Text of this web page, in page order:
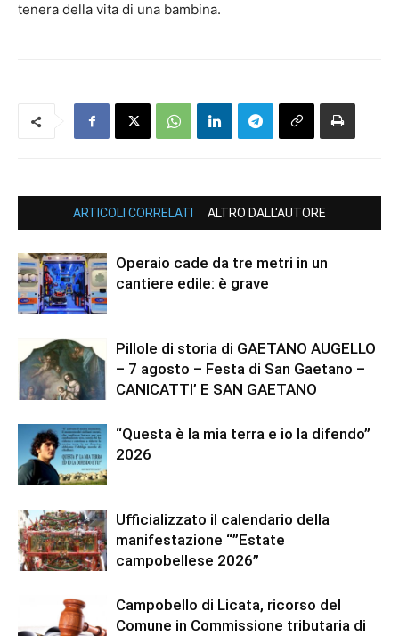
tenera della vita di una bambina.
ARTICOLI CORRELATI ALTRO DALL'AUTORE
Operaio cade da tre metri in un
cantiere edile: è grave
Pillole di storia di GAETANO AUGELLO
– 7 agosto – Festa di San Gaetano –
CANICATTI’ E SAN GAETANO
“Questa è la mia terra e io la difendo”
2026
Ufficializzato il calendario della
manifestazione “”Estate
campobellese 2026”
Campobello di Licata, ricorso del
Comune in Commissione tributaria di